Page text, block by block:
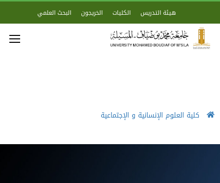
هيئة التدريس الكليات الخريجون البحث العلمي
كلية العلوم الإنسانية و الإجتماعية